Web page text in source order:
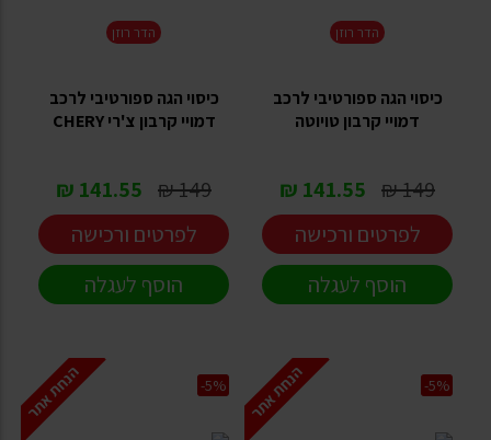
הדר רוזן
כיסוי הגה ספורטיבי לרכב
דמויי קרבון טויוטה
149 ₪
141.55 ₪
לפרטים ורכישה
הוסף לעגלה
הדר רוזן
כיסוי הגה ספורטיבי לרכב
דמויי קרבון צ'רי CHERY
149 ₪
141.55 ₪
לפרטים ורכישה
הוסף לעגלה
הנחת אתר -5% הנחת אתר -5%